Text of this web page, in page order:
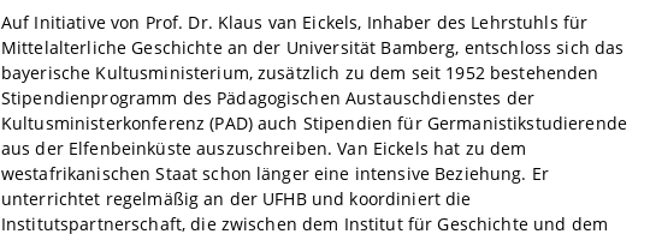
Auf Initiative von Prof. Dr. Klaus van Eickels, Inhaber des Lehrstuhls für
Mittelalterliche Geschichte an der Universität Bamberg, entschloss sich das
bayerische Kultusministerium, zusätzlich zu dem seit 1952 bestehenden
Stipendienprogramm des Pädagogischen Austauschdienstes der
Kultusministerkonferenz (PAD) auch Stipendien für Germanistikstudierende
aus der Elfenbeinküste auszuschreiben. Van Eickels hat zu dem
westafrikanischen Staat schon länger eine intensive Beziehung. Er
unterrichtet regelmäßig an der UFHB und koordiniert die
Institutspartnerschaft, die zwischen dem Institut für Geschichte und dem